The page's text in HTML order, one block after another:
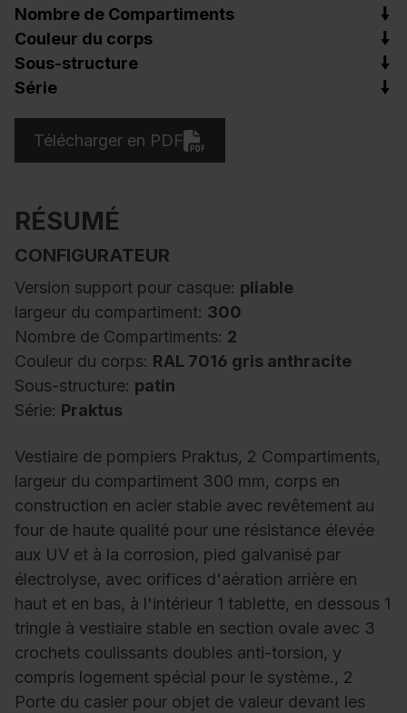
Nombre de Compartiments
Couleur du corps
Sous-structure
Série
Télécharger en PDF
RÉSUMÉ
CONFIGURATEUR
Version support pour casque: pliable
largeur du compartiment: 300
Nombre de Compartiments: 2
Couleur du corps: RAL 7016 gris anthracite
Sous-structure: patin
Série: Praktus
Vestiaire de pompiers Praktus, 2 Compartiments,
largeur du compartiment 300 mm, corps en
construction en acier stable avec revêtement au
four de haute qualité pour une résistance élevée
aux UV et à la corrosion, pied galvanisé par
électrolyse, avec orifices d'aération arrière en
haut et en bas, à l'intérieur 1 tablette, en dessous 1
tringle à vestiaire stable en section ovale avec 3
crochets coulissants doubles anti-torsion, y
compris logement spécial pour le système., 2
Porte du casier pour objet de valeur devant les